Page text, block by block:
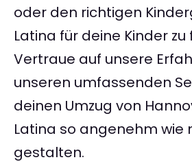
oder den richtigen
Latina für deine Kinder zu
Vertraue auf unsere
unseren umfassenden
deinen Umzug von
Latina so angenehm wie
gestalten.